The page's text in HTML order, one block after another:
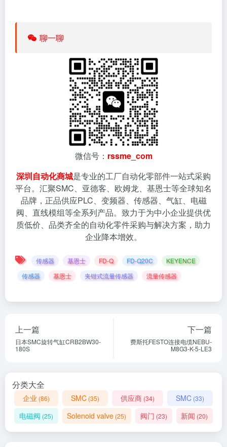
聊一聊
微信号： rssme_com
深圳自动化商城是专业的工厂自动化零部件一站式采购
平台。汇聚SMC、亚德客、欧姆龙、基恩士等全球知名
品牌，正品供应PLC、变频器、传感器、气缸、电磁
阀、直线模组等全系列产品。致力于为中小企业提供优
质低价、品类齐全的自动化零件采购与解决方案，助力
企业降本增效。
传感器 基恩士 FD-Q FD-Q20C
KEYENCE
传感器
基恩士 夹钳式流量传感器 流量传感器
上一篇
日本SMC旋转气缸CRB2BW30-
180S
下一篇
费斯托FESTO连接电缆NEBU-
M8G3-K-5-LE3
分类大全
企业 (86) SMC (35) 供应商 (34) SMC (33)
电磁阀 (25) Solenoid valve (25) 阀门 (23) 新闻 (20)